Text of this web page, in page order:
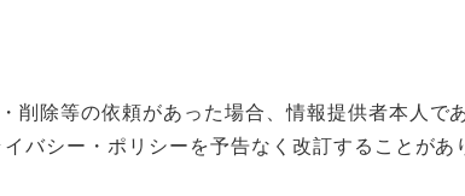
削除等の依頼があった場合、情報提供者本人で
バシー・ポリシーを予告なく改訂することがあ